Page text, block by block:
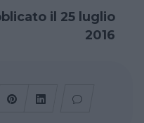
il 25 luglio
2016